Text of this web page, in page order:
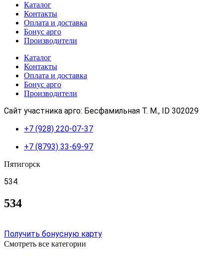
Каталог
Контакты
Оплата и доставка
Бонус арго
Производители
Каталог
Контакты
Оплата и доставка
Бонус арго
Производители
Сайт участника арго: Бесфамильная Т. М., ID 302029
+7 (928) 220-07-37
+7 (8793) 33-69-97
Пятигорск
534
534
Получить бонусную карту
Смотреть все категории